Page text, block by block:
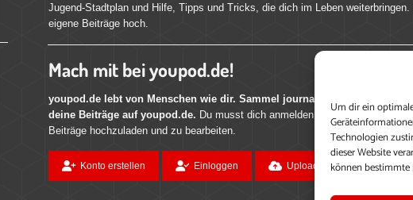
Um dir ein
Technologien
dieser Website
können
Jugend-Stadtplan und Hilfe, Tipps und Tricks, die dich im Leben
eigene Beiträge hoch.
Mach mit bei youpod.de!
youpod.de lebt von Menschen wie dir. Sammel journalistische
deine Beiträge auf youpod.de. Du musst dich anmelden, um alle
Beiträge hochzuladen und zu bearbeiten.
Konto erstellen Einloggen Upload ohne Login